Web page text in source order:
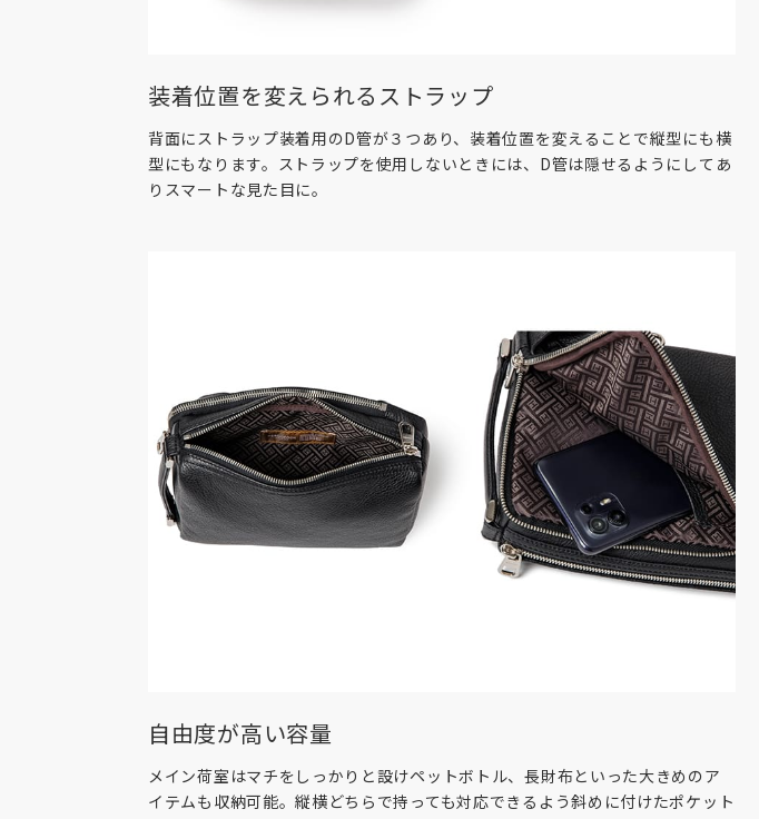
装着位置を変えられるストラップ
背面にストラップ装着用のD管が３つあり、装着位置を変えることで縦型にも横
型にもなります。ストラップを使用しないときには、D管は隠せるようにしてあ
りスマートな見た目に。
自由度が高い容量
メイン荷室はマチをしっかりと設けペットボトル、長財布といった大きめのア
イテムも収納可能。縦横どちらで持っても対応できるよう斜めに付けたポケット